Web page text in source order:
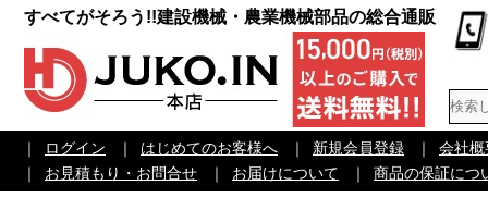
すべてがそろう!!建設機械・農業機械部品の総合通販
｜ ログイン ｜ はじめてのお客様へ ｜ 新規会員登録 ｜
会社概
｜
お見積もり・お問合せ ｜ お届けについて ｜ 商品の保証につ